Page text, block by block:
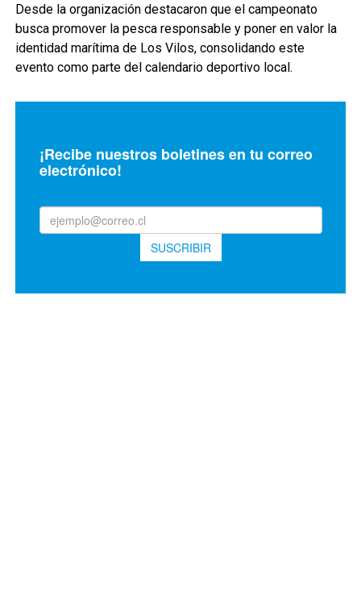
Desde la organización destacaron que el campeonato
busca promover la pesca responsable y poner en valor la
identidad marítima de Los Vilos, consolidando este
evento como parte del calendario deportivo local.